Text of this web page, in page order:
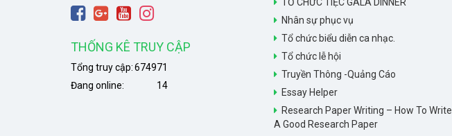
THỐNG KÊ TRUY CẬP
674971
Tổng truy cập:
14
Đang online:
Nhân sự phục vụ
Tổ chức biểu diễn ca nhạc.
Tổ chức lễ hội
Truyền Thông -Quảng Cáo
Essay Helper
Research Paper Writing – How To Write
A Good Research Paper